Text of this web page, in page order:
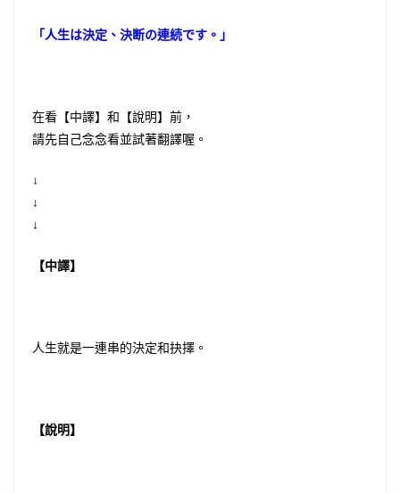
「人生は決定、決断の連続です。」
在看【中譯】和【說明】前，
請先自己念念看並試著翻譯喔。
↓
↓
↓
【中譯】
人生就是一連串的決定和抉擇。
【說明】